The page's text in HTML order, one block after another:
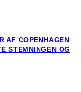
AF COPENHAGEN
STEMNINGEN OG